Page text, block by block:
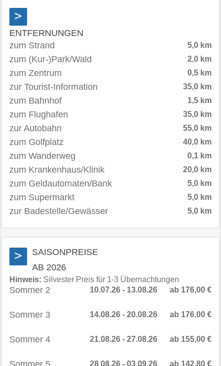
>
ENTFERNUNGEN
zum Strand
5,0 km
zum (Kur-)Park/Wald 2,0 km
zum Zentrum 0,5 km
zur Tourist-Information 35,0 km
zum Bahnhof 1,5 km
zum Flughafen 35,0 km
zur Autobahn 55,0 km
zum Golfplatz 40,0 km
zum Wanderweg 0,1 km
zum Krankenhaus/Klinik 20,0 km
zum Geldautomaten/Bank 5,0 km
zum Supermarkt 5,0 km
zur Badestelle/Gewässer 5,0 km
>
SAISONPREISE
AB 2026
Hinweis: Silvester Preis für 1-3 Übernachtungen
Sommer 2 ab 176,00 €
10.07.26 - 13.08.26
Sommer 3 ab 176,00 €
14.08.26 - 20.08.26
Sommer 4 ab 155,00 €
21.08.26 - 27.08.26
ab 142,80 €
28.08.26 - 03.09.26